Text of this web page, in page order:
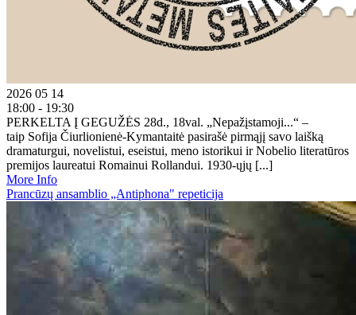
2026 05 14
18:00 - 19:30
PERKELTA Į GEGUŽĖS 28d., 18val. „Nepažįstamoji...“ –
taip Sofija Čiurlionienė-Kymantaitė pasirašė pirmąjį savo laišką
dramaturgui, novelistui, eseistui, meno istorikui ir Nobelio literatūros
premijos laureatui Romainui Rollandui. 1930-ųjų [...]
More Info
Prancūzų ansamblio „Antiphona" repeticija